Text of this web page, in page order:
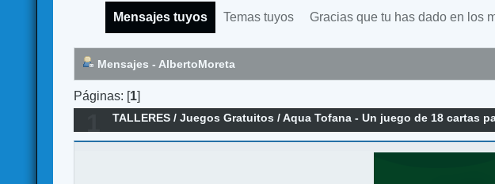
Mensajes tuyos Temas tuyos Gracias que tu has dado en los
Mensajes - AlbertoMoreta
Páginas: [1]
TALLERES /Juegos Gratuitos/Aqua Tofana - Un juego de 18 cartas